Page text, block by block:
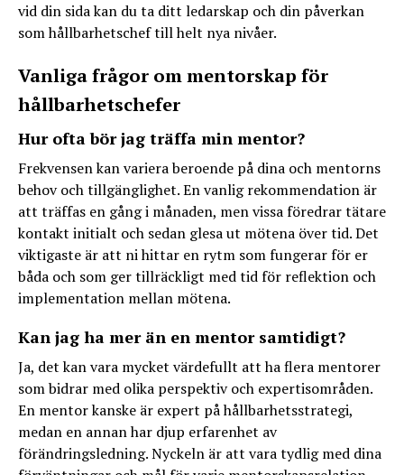
vid din sida kan du ta ditt ledarskap och din påverkan
som hållbarhetschef till helt nya nivåer.
Vanliga frågor om mentorskap för
hållbarhetschefer
Hur ofta bör jag träffa min mentor?
Frekvensen kan variera beroende på dina och mentorns
behov och tillgänglighet. En vanlig rekommendation är
att träffas en gång i månaden, men vissa föredrar tätare
kontakt initialt och sedan glesa ut mötena över tid. Det
viktigaste är att ni hittar en rytm som fungerar för er
båda och som ger tillräckligt med tid för reflektion och
implementation mellan mötena.
Kan jag ha mer än en mentor samtidigt?
Ja, det kan vara mycket värdefullt att ha flera mentorer
som bidrar med olika perspektiv och expertisområden.
En mentor kanske är expert på hållbarhetsstrategi,
medan en annan har djup erfarenhet av
förändringsledning. Nyckeln är att vara tydlig med dina